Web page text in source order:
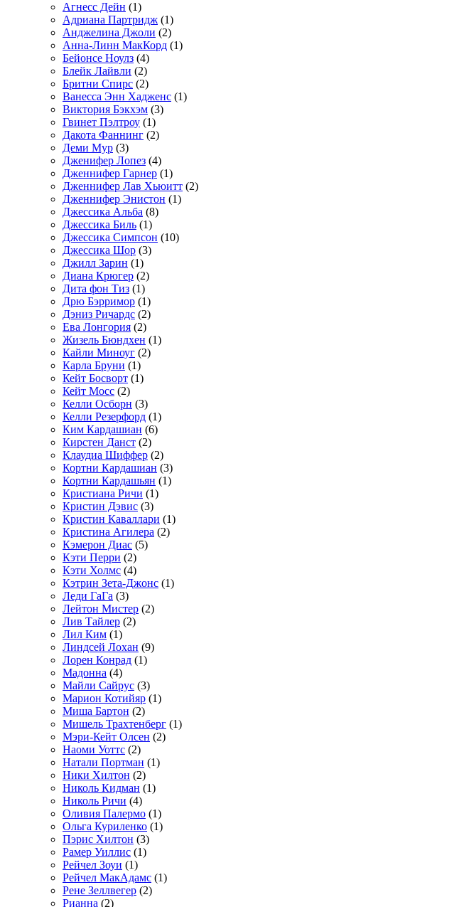
Агнесс Дейн (1)
Адриана Партридж (1)
Анджелина Джоли (2)
Анна-Линн МакКорд (1)
Бейонсе Ноулз (4)
Блейк Лайвли (2)
Бритни Спирс (2)
Ванесса Энн Хадженс (1)
Виктория Бэкхэм (3)
Гвинет Пэлтроу (1)
Дакота Фаннинг (2)
Деми Мур (3)
Дженифер Лопез (4)
Дженнифер Гарнер (1)
Дженнифер Лав Хьюитт (2)
Дженнифер Энистон (1)
Джессика Альба (8)
Джессика Биль (1)
Джессика Симпсон (10)
Джессика Шор (3)
Джилл Зарин (1)
Диана Крюгер (2)
Дита фон Тиз (1)
Дрю Бэрримор (1)
Дэниз Ричардс (2)
Ева Лонгория (2)
Жизель Бюндхен (1)
Кайли Миноуг (2)
Карла Бруни (1)
Кейт Босворт (1)
Кейт Мосс (2)
Келли Осборн (3)
Келли Резерфорд (1)
Ким Кардашиан (6)
Кирстен Данст (2)
Клаудиа Шиффер (2)
Кортни Кардашиан (3)
Кортни Кардашьян (1)
Кристиана Ричи (1)
Кристин Дэвис (3)
Кристин Каваллари (1)
Кристина Агилера (2)
Кэмерон Диас (5)
Кэти Перри (2)
Кэти Холмс (4)
Кэтрин Зета-Джонс (1)
Леди ГаГа (3)
Лейтон Мистер (2)
Лив Тайлер (2)
Лил Ким (1)
Линдсей Лохан (9)
Лорен Конрад (1)
Мадонна (4)
Майли Сайрус (3)
Марион Котийяр (1)
Миша Бартон (2)
Мишель Трахтенберг (1)
Мэри-Кейт Олсен (2)
Наоми Уоттс (2)
Натали Портман (1)
Ники Хилтон (2)
Николь Кидман (1)
Николь Ричи (4)
Оливия Палермо (1)
Ольга Куриленко (1)
Пэрис Хилтон (3)
Рамер Уиллис (1)
Рейчел Зоуи (1)
Рейчел МакАдамс (1)
Рене Зеллвегер (2)
Рианна (2)